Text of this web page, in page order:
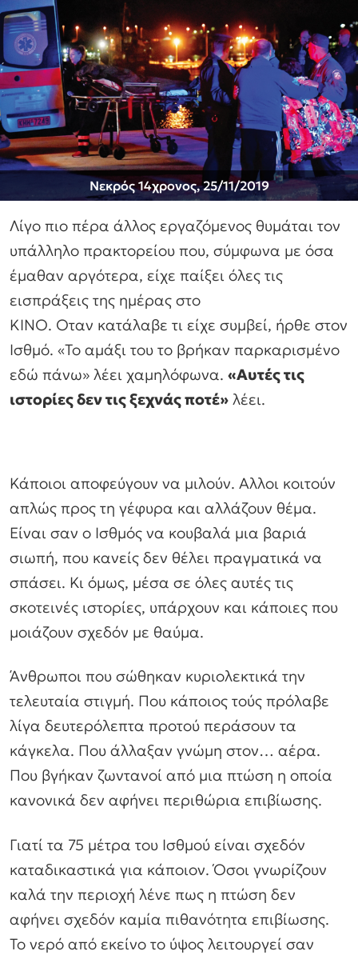
Νεκρός 14χρονος, 25/11/2019
Λίγο πιο πέρα άλλος εργαζόμενος θυμάται τον
υπάλληλο πρακτορείου που, σύμφωνα με όσα
έμαθαν αργότερα, είχε παίξει όλες τις
εισπράξεις της ημέρας στο
ΚΙΝΟ. Οταν κατάλαβε τι είχε συμβεί, ήρθε στον
Ισθμό. «Το αμάξι του το βρήκαν παρκαρισμένο
εδώ πάνω» λέει χαμηλόφωνα. «Αυτές τις
ιστορίες δεν τις ξεχνάς ποτέ» λέει.
Κάποιοι αποφεύγουν να μιλούν. Αλλοι κοιτούν
απλώς προς τη γέφυρα και αλλάζουν θέμα.
Είναι σαν ο Ισθμός να κουβαλά μια βαριά
σιωπή, που κανείς δεν θέλει πραγματικά να
σπάσει. Κι όμως, μέσα σε όλες αυτές τις
σκοτεινές ιστορίες, υπάρχουν και κάποιες που
μοιάζουν σχεδόν με θαύμα.
Άνθρωποι που σώθηκαν κυριολεκτικά την
τελευταία στιγμή. Που κάποιος τούς πρόλαβε
λίγα δευτερόλεπτα προτού περάσουν τα
κάγκελα. Που άλλαξαν γνώμη στον… αέρα.
Που βγήκαν ζωντανοί από μια πτώση η οποία
κανονικά δεν αφήνει περιθώρια επιβίωσης.
Γιατί τα 75 μέτρα του Ισθμού είναι σχεδόν
καταδικαστικά για κάποιον. Όσοι γνωρίζουν
καλά την περιοχή λένε πως η πτώση δεν
αφήνει σχεδόν καμία πιθανότητα επιβίωσης.
Το νερό από εκείνο το ύψος λειτουργεί σαν